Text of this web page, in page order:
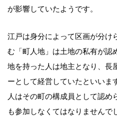
が影響していたようです。
江戸は身分によって区画が分け
む「町人地」は土地の私有が認
地を持った人は地主となり、長
ーとして経営していたといいま
人はその町の構成員として認め
も参加しなくてはなりませんで